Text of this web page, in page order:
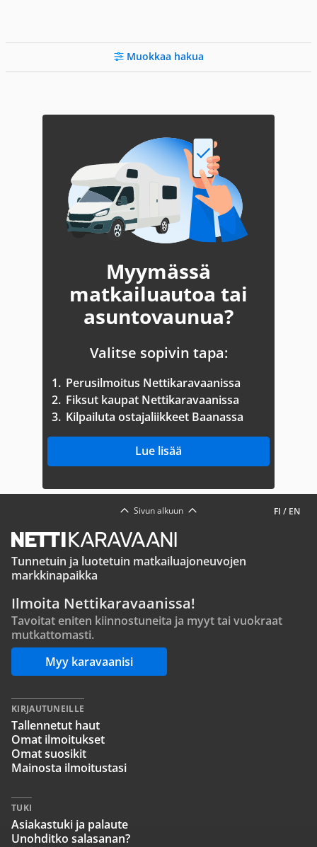
Muokkaa hakua
Myymässä
matkailuautoa tai
asuntovaunua?
Valitse sopivin tapa:
1. Perusilmoitus Nettikaravaanissa
2. Fiksut kaupat Nettikaravaanissa
3. Kilpailuta ostajaliikkeet Baanassa
Lue lisää
FI / EN
Sivun alkuun
Tunnetuin ja luotetuin matkailuajoneuvojen
markkinapaikka
Ilmoita Nettikaravaanissa!
Tavoitat eniten kiinnostuneita ja myyt tai vuokraat
mutkattomasti.
Myy karavaanisi
KIRJAUTUNEILLE
Tallennetut haut
Omat ilmoitukset
Omat suosikit
Mainosta ilmoitustasi
TUKI
Asiakastuki ja palaute
Unohditko salasanan?